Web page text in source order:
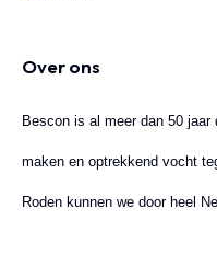
Over ons
Bescon is al meer dan 50
maken en optrekkend vocht
Roden kunnen we door heel